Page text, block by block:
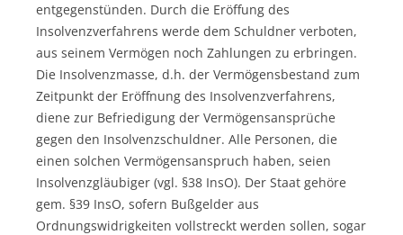
entgegenstünden. Durch die Eröffung des
Insolvenzverfahrens werde dem Schuldner verboten,
aus seinem Vermögen noch Zahlungen zu erbringen.
Die Insolvenzmasse, d.h. der Vermögensbestand zum
Zeitpunkt der Eröffnung des Insolvenzverfahrens,
diene zur Befriedigung der Vermögensansprüche
gegen den Insolvenzschuldner. Alle Personen, die
einen solchen Vermögensanspruch haben, seien
Insolvenzgläubiger (vgl. §38 InsO). Der Staat gehöre
gem. §39 InsO, sofern Bußgelder aus
Ordnungswidrigkeiten vollstreckt werden sollen, sogar